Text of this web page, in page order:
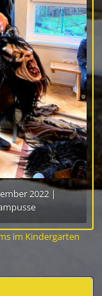
2022 |
im Kindergarten